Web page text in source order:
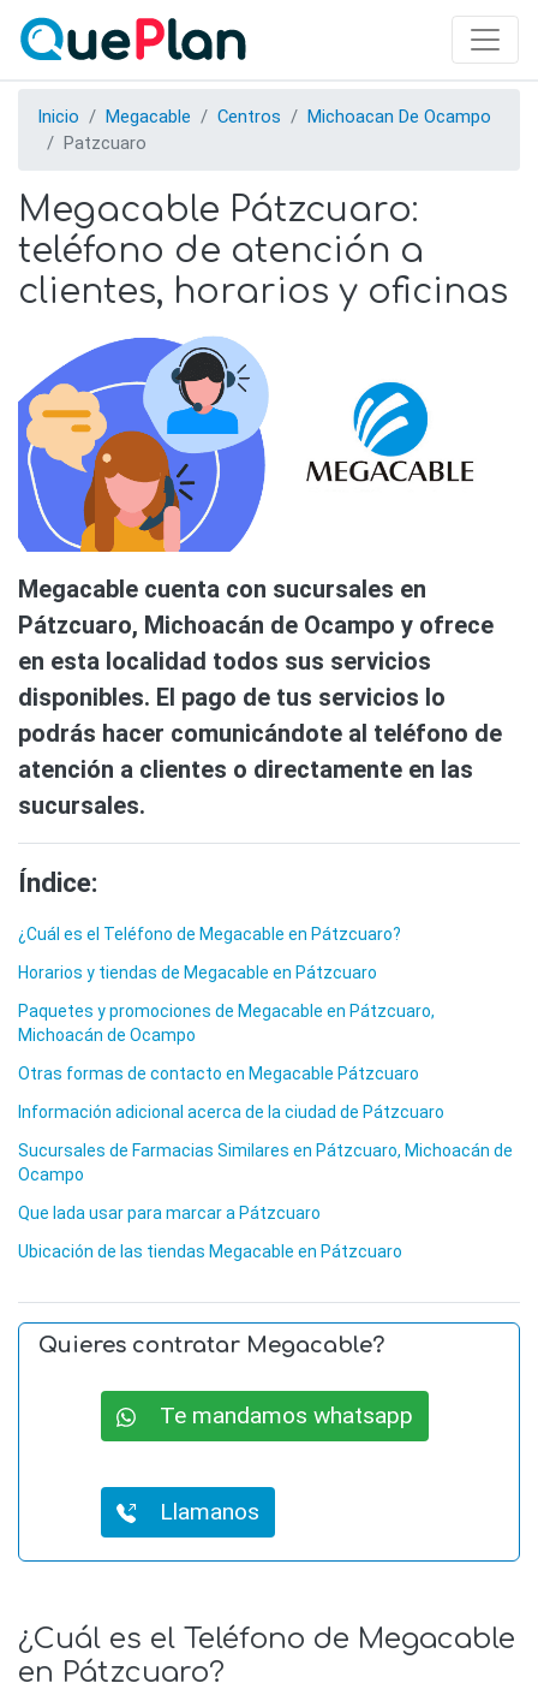
Inicio Megacable Centros
Michoacan De Ocampo
Patzcuaro
Megacable Pátzcuaro:
teléfono de atención a
clientes, horarios y oficinas
Megacable cuenta con sucursales en
Pátzcuaro, Michoacán de Ocampo y ofrece
en esta localidad todos sus servicios
disponibles. El pago de tus servicios lo
podrás hacer comunicándote al teléfono de
atención a clientes o directamente en las
sucursales.
Índice:
¿Cuál es el Teléfono de Megacable en Pátzcuaro?
Horarios y tiendas de Megacable en Pátzcuaro
Paquetes y promociones de Megacable en Pátzcuaro,
Michoacán de Ocampo
Otras formas de contacto en Megacable Pátzcuaro
Información adicional acerca de la ciudad de Pátzcuaro
Sucursales de Farmacias Similares en Pátzcuaro, Michoacán de
Ocampo
Que lada usar para marcar a Pátzcuaro
Ubicación de las tiendas Megacable en Pátzcuaro
Quieres contratar Megacable?
Te mandamos whatsapp
Llamanos
¿Cuál es el Teléfono de Megacable
en Pátzcuaro?